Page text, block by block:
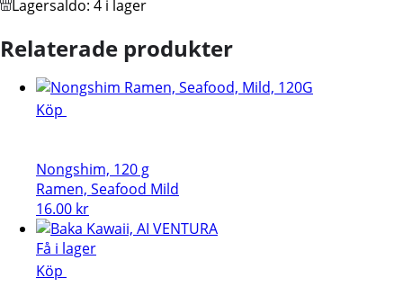
Lagersaldo: 4 i lager
Relaterade produkter
Köp
Nongshim, 120 g
Ramen, Seafood Mild
16.00 kr
Få i lager
Köp